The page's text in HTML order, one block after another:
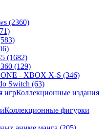
(2360)
(1682)
(129)
- XBOX X-S (346)
Switch (63)
Коллекционные издания
Коллекционные фигурки